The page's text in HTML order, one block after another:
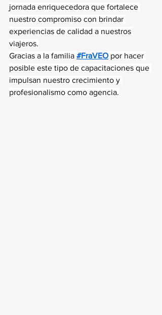
jornada enriquecedora que fortalece
nuestro compromiso con brindar
experiencias de calidad a nuestros
viajeros.
Gracias a la familia #FraVEO por hacer
posible este tipo de capacitaciones que
impulsan nuestro crecimiento y
profesionalismo como agencia.